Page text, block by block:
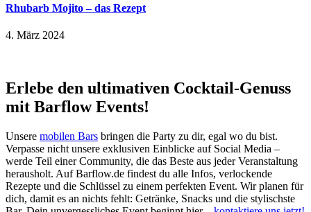
Rhubarb Mojito – das Rezept
4. März 2024
Erlebe den ultimativen Cocktail-Genuss
mit Barflow Events!
Unsere mobilen Bars bringen die Party zu dir, egal wo du bist.
Verpasse nicht unsere exklusiven Einblicke auf Social Media –
werde Teil einer Community, die das Beste aus jeder Veranstaltung
herausholt. Auf Barflow.de findest du alle Infos, verlockende
Rezepte und die Schlüssel zu einem perfekten Event. Wir planen für
dich, damit es an nichts fehlt: Getränke, Snacks und die stylischste